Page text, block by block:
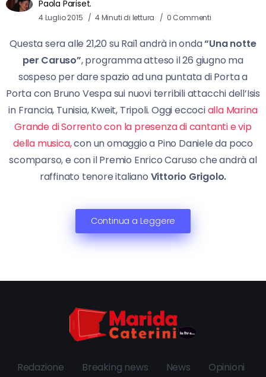
Paola Pariset.
4 Luglio 2015 4 Minuti di lettura 0 Commenti
Questa sera alle 21,20 su Rai1 andrà in onda“Una notte
per Caruso”, programma atteso il 26 giugno ma
sospeso per dare spazio ad una puntata di Porta a
Porta con Bruno Vespa sui nuovi terribili attacchi dell’Isis
in Francia, Tunisia, Kweit, Tripoli. Oggi eccocialla Marina
Grande di Sorrento con la presenza di cantanti e vip
della musica,con un omaggio a Pino Daniele da poco
scomparso, e con il Premio Enrico Caruso che andrà al
raffinato tenore italiano Vittorio Grigolo.
Continua a Leggere
Redazione Breaking news News Opinioni